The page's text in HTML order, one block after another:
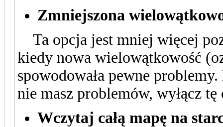
Zmniejszona
Ta opcja jest mniej więcej
kiedy nowa wielowątkowość
spowodowała pewne
nie masz problemów, wyłącz tę
Wczytaj całą mapę na